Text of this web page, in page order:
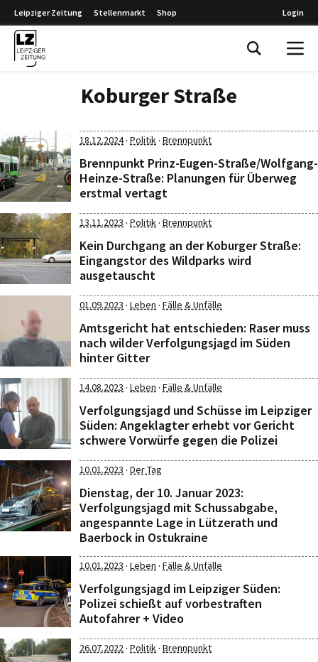
Leipziger Zeitung Stellenmarkt Shop Login
Koburger Straße
18.12.2024· Politik· Brennpunkt
Brennpunkt Prinz-Eugen-Straße/Wolfgang-
Heinze-Straße: Planungen für Überweg
erstmal vertagt
13.11.2023 · Politik· Brennpunkt
Kein Durchgang an der Koburger Straße:
Eingangstor des Wildparks wird
ausgetauscht
01.09.2023 · Leben · Fälle & Unfälle
Amtsgericht hat entschieden: Raser muss
nach wilder Verfolgungsjagd im Süden
hinter Gitter
14.08.2023 · Leben · Fälle & Unfälle
Verfolgungsjagd und Schüsse im Leipziger
Süden: Angeklagter erhebt vor Gericht
schwere Vorwürfe gegen die Polizei
10.01.2023 · Der Tag
Dienstag, der 10. Januar 2023:
Verfolgungsjagd mit Schussabgabe,
angespannte Lage in Lützerath und
Baerbock in Ostukraine
10.01.2023 · Leben · Fälle & Unfälle
Verfolgungsjagd im Leipziger Süden:
Polizei schießt auf vorbestraften
Autofahrer + Video
26.07.2022· Politik· Brennpunkt